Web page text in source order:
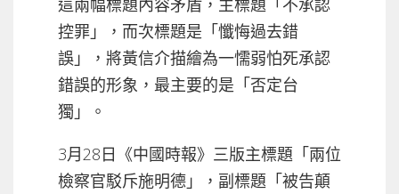
這兩幅標題內容矛盾，主標題「不承認
控罪」，而次標題是「懺悔過去錯
誤」，將黃信介描繪為一懦弱怕死承認
錯誤的形象，最主要的是「否定台
獨」。
3月28日《中國時報》三版主標題「兩位
檢察官駁斥施明德」，副標題「被告顛